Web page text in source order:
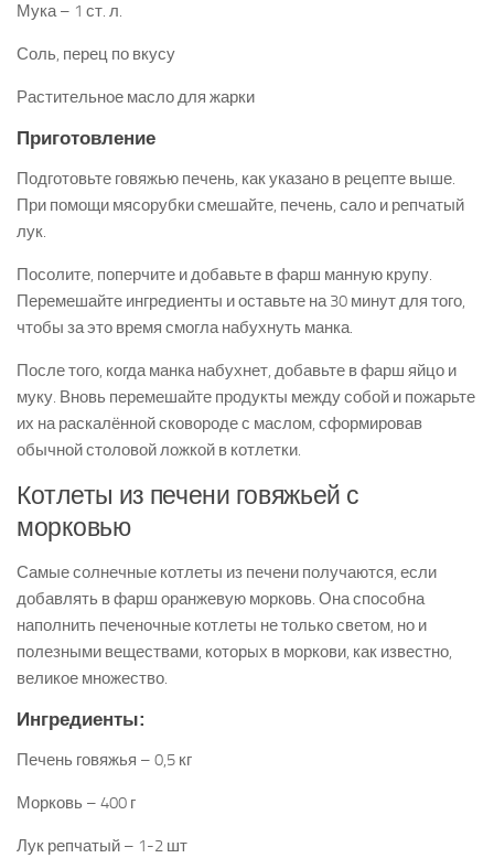
Мука – 1 ст. л.
Соль, перец по вкусу
Растительное масло для жарки
Приготовление
Подготовьте говяжью печень, как указано в рецепте выше.
При помощи мясорубки смешайте, печень, сало и репчатый
лук.
Посолите, поперчите и добавьте в фарш манную крупу.
Перемешайте ингредиенты и оставьте на 30 минут для того,
чтобы за это время смогла набухнуть манка.
После того, когда манка набухнет, добавьте в фарш яйцо и
муку. Вновь перемешайте продукты между собой и пожарьте
их на раскалённой сковороде с маслом, сформировав
обычной столовой ложкой в котлетки.
Котлеты из печени говяжьей с
морковью
Самые солнечные котлеты из печени получаются, если
добавлять в фарш оранжевую морковь. Она способна
наполнить печеночные котлеты не только светом, но и
полезными веществами, которых в моркови, как известно,
великое множество.
Ингредиенты:
Печень говяжья – 0,5 кг
Морковь – 400 г
Лук репчатый – 1-2 шт